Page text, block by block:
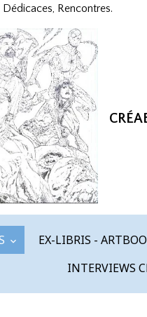
Rencontres.
EX-LIBRIS -
INTERVIEWS